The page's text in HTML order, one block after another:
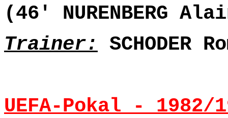
(46' NURENBERG
Trainer: SCHODER
UEFA-Pokal - 1982/